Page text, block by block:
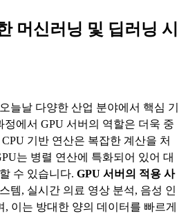
머신러닝 및 딥러닝 시
늘날 다양한 산업 분야에서 핵심 기
에서 GPU 서버의 역할은 더욱 중
기반 연산은 복잡한 계산을 처
는 병렬 연산에 특화되어 있어 대
수 있습니다. GPU 서버의 적용 사
템, 실시간 의료 영상 분석, 음성 인
이는 방대한 양의 데이터를 빠르게